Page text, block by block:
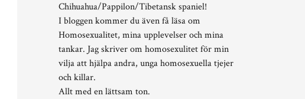
Chihuahua/Pappilon/Tibetansk spaniel!
I bloggen kommer du även få läsa om
Homosexualitet, mina upplevelser och mina
tankar. Jag skriver om homosexulitet för min
vilja att hjälpa andra, unga homosexuella tjejer
och killar.
Allt med en lättsam ton.